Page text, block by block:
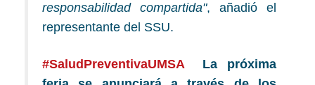
responsabilidad compartida", añadió el
representante del SSU.
#SaludPreventivaUMSA
La próxima